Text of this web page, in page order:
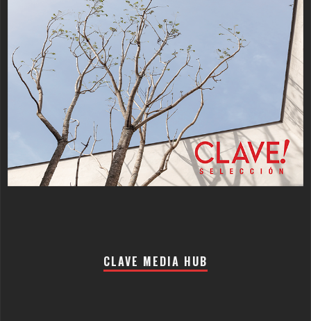
CLAVE MEDIA HUB